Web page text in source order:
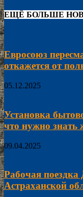
ЕЩЁ БОЛЬШЕ
Евросоюз
откажется от
05.12.2025
Установка
что нужно знать
09.04.2025
Рабочая
Астраханской